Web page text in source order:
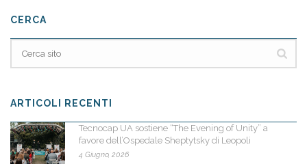
CERCA
ARTICOLI RECENTI
Tecnocap UA sostiene “The Evening of Unity” a
favore dell’Ospedale Sheptytsky di Leopoli
4 Giugno, 2026